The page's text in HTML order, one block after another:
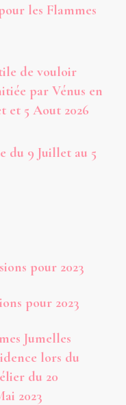
les Flammes
de vouloir
par Vénus en
et 5 Aout 2026
du 9 Juillet au 5
pour 2023
pour 2023
Jumelles
lors du
du 20
2023